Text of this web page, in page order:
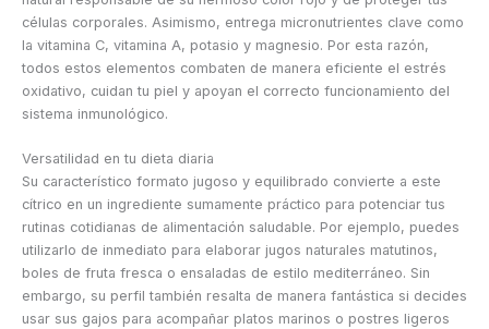
células corporales. Asimismo, entrega micronutrientes clave como
la vitamina C, vitamina A, potasio y magnesio. Por esta razón,
todos estos elementos combaten de manera eficiente el estrés
oxidativo, cuidan tu piel y apoyan el correcto funcionamiento del
sistema inmunológico.
Versatilidad en tu dieta diaria
Su característico formato jugoso y equilibrado convierte a este
cítrico en un ingrediente sumamente práctico para potenciar tus
rutinas cotidianas de alimentación saludable. Por ejemplo, puedes
utilizarlo de inmediato para elaborar jugos naturales matutinos,
boles de fruta fresca o ensaladas de estilo mediterráneo. Sin
embargo, su perfil también resalta de manera fantástica si decides
usar sus gajos para acompañar platos marinos o postres ligeros